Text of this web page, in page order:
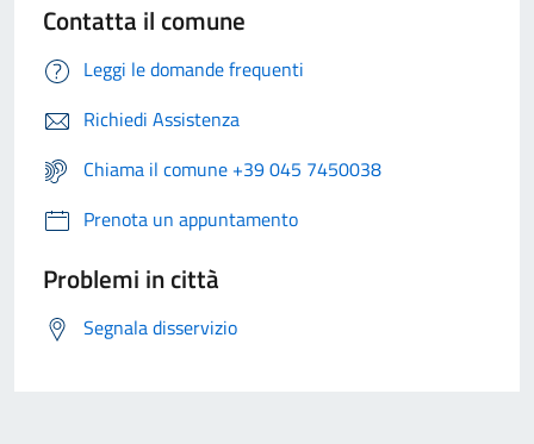
Contatta il comune
Leggi le domande frequenti
Richiedi Assistenza
Chiama il comune +39 045 7450038
Prenota un appuntamento
Problemi in città
Segnala disservizio